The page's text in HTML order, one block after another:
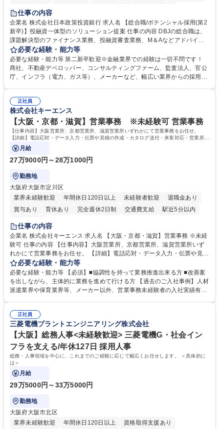
駅近5分以内
食事補助あり
託児所あり
仕事の内容
企業名 株式会社日本政策投資銀行 求人名 【総合職/ポテンシャル採用(第2
新卒)】投融資一体型のソリューション提案 仕事の内容 DBJの総合職は、
課題解決型のファイナンス業務、投融資審査業務、M＆Aなどアドバイザ
リー業務、地域戦略企画業務など、多様な業務に精通し、複数の専門性を
掛け合わせて広く社会に貢献していく職種です。 入社後は、横断的なロー
テーションを経て適性や専門性に応じたキャリアを形成していただきま
す。総合職として入社いただき、下記いずれかの部門でご活躍いただきま
ート・ナレッジ業務 ※それぞれの業務内容に関しては、別途その他労働条
件備考欄に記載 募集職種 【総合職/ポテンシャル採用(第2新卒)】投融資一
体型のソリューション提案
必要な経験・能力等
必要な経験・能力等 第二新卒歓迎※金融業界での経験は一切不問です！
商社、不動産デベロッパー、コンサルティングファーム、監査法人、官公
庁、インフラ（電力、ガス等）、メーカーなど、幅広い業界からの採用実
く高い志を併せもった人材を求めています。ポテンシャル採用（第2新
卒）では、金融業界での経験や知識を問いません。新たな時代を見据え
て、複雑化する社会課題の解決に向けて先鞭をつける役割を担いたい、と
いう気概をお持ちの方を心待ちにしています。 学歴・資格 学歴：大学院
大学 語学力： 資格：
正社員
株式会社キーエンス
【大阪・京都・滋賀】営業事務 ※未経験可 営業事務
【仕事内容】大阪営業所、京都営業所、滋賀営業所いずれかにて営業事務をお任せ。
【詳細】電話応対・データ入力・伝票や見積の作成・カタログ送付・来客対応・営業所内
で発生する事務業務や業務改善をお任せ。
月給
27万9000円～28万1000円
勤務地
大阪府大阪市淀川区
業界未経験歓迎
年間休日120日以上 未経験者歓迎
退職金あり
賞与あり
育休あり 完全週休2日制 交通費支給
駅近5分以内
土日祝休み
仕事の内容
企業名 株式会社キーエンス 求人名 【大阪・京都・滋賀】営業事務 ※未経
験可 仕事の内容 【仕事内容】大阪営業所、京都営業所、滋賀営業所いず
れかにて営業事務をお任せ。 【詳細】電話応対・データ入力・伝票や見積
の作成・カタログ送付・来客対応・営業所内で発生する事務業務や業務改
善をお任せ。 【教育制度】ご入社後、育成担当とペアになりながらOJTに
て業務を覚えていただくことが可能です。業務システムがきちんと構築さ
れているため、スムーズに仕事に慣れることができる環境です。また、
募集職種 【大阪・京都・滋賀】営業事務 ※未経験可
必要な経験・能力等
必要な経験・能力等 【必須】■協調性を持って業務推進出来る方 ■改善案
を出しながら、主体的に業務を進めて行ける方 【過去のご入社事例】人材
派遣業界や保育業界等、メーカー以外、営業事務未経験者の入社実績有
えて、お客様や社員の状況に合わせ、能動的なサポート、改善の動きも期
待され。組織を支えるスペシャリストとして、チームに貢献し、結果的に
社員から頼られる存在になることができます。平均19:30の退勤以降の業
務の持ち帰りも禁止されており、メリハリのある働き方となります。 学
歴・資格 学歴：大学院 大学 高専 短大 語学力： 資格：
正社員
三菱電機プラントエンジニアリング株式会社
【大阪】総務人事<未経験歓迎> 三菱電機G・社会イン
フラを支える/年休127日 採用人事
総務・人事領域を中心に、これまでのご経験に応じて幅広くお任せします。 ＜具体的に
は＞
月給
29万5000円～33万5000円
勤務地
大阪府大阪市北区
業界未経験歓迎
年間休日120日以上 資格取得支援あり